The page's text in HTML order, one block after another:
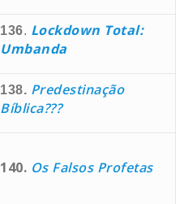
136. Lockdown Total:
Umbanda
138. Predestinação
Bíblica???
140. Os Falsos Profetas